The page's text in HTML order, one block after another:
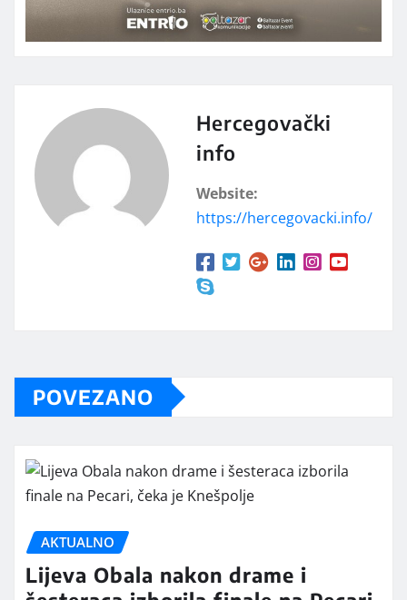
Hercegovački
info
Website:
https://hercegovacki.info/
POVEZANO
AKTUALNO
Lijeva Obala nakon drame i